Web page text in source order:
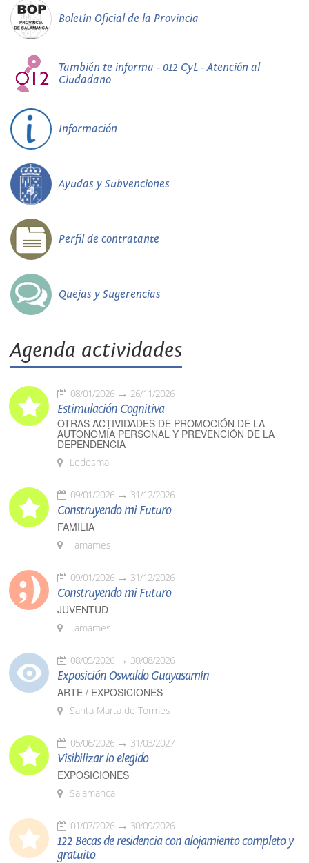
Boletín Oficial de la Provincia
También te informa - 012 CyL - Atención al
Ciudadano
Información
Ayudas y Subvenciones
Perfil de contratante
Quejas y Sugerencias
Agenda actividades
08/01/2026 26/11/2026
Estimulación Cognitiva
OTRAS ACTIVIDADES DE PROMOCIÓN DE LA
AUTONOMÍA PERSONAL Y PREVENCIÓN DE LA
DEPENDENCIA
Ledesma
09/01/2026 31/12/2026
Construyendo mi Futuro
FAMILIA
Tamames
09/01/2026 31/12/2026
Construyendo mi Futuro
JUVENTUD
Tamames
08/05/2026 30/08/2026
Exposición Oswaldo Guayasamín
ARTE / EXPOSICIONES
Santa Marta de Tormes
05/06/2026 31/03/2027
Visibilizar lo elegido
EXPOSICIONES
Salamanca
01/07/2026 30/09/2026
122 Becas de residencia con alojamiento completo y
gratuito